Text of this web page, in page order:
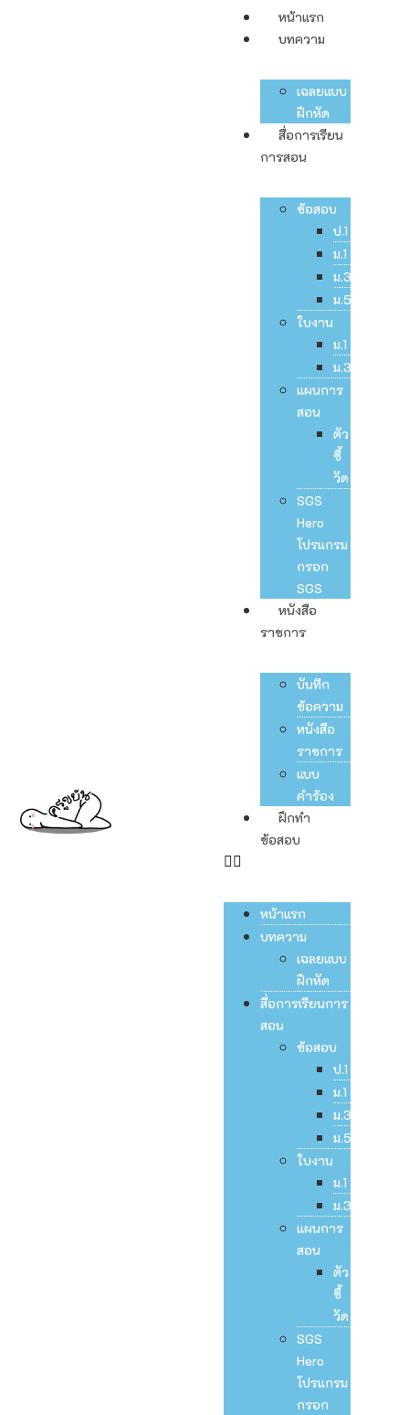
หน้าแรก
บทความ
เฉลยแบบ
ฝึกหัด
สื่อการเรียน
การสอน
ข้อสอบ
ป.1
ม.1
ม.3
ม.5
ใบงาน
ม.1
ม.3
แผนการ
สอน
ตัว
ชี้
วัด
SGS
Hero
โปรแกรม
กรอก
SGS
หนังสือ
ราชการ
บันทึก
ข้อความ
หนังสือ
ราชการ
แบบ
คำร้อง
ฝึกทำ
ข้อสอบ
หน้าแรก
บทความ
เฉลยแบบ
ฝึกหัด
สื่อการเรียนการ
สอน
ข้อสอบ
ป.1
ม.1
ม.3
ม.5
ใบงาน
ม.1
ม.3
แผนการ
สอน
ตัว
ชี้
วัด
SGS
Hero
โปรแกรม
กรอก